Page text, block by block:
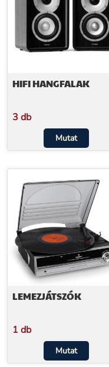
HIFI HANGFALAK
3 db
Mutat
LEMEZJÁTSZÓK
1 db
Mutat